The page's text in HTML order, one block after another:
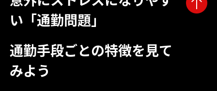
い「通勤問題」
通勤手段ごとの特徴を見て
みよう